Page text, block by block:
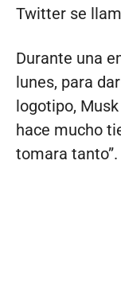
Twitter se
Durante una
lunes, para
logotipo,
hace mucho
tomara tanto”.